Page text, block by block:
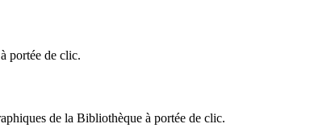
portée de clic.
de la Bibliothèque à portée de clic.